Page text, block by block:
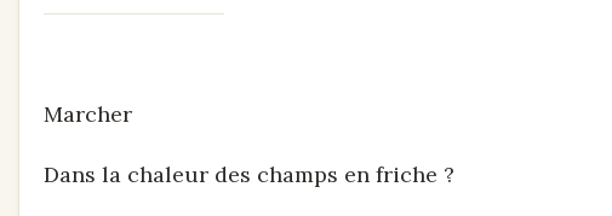
Marcher
Dans la chaleur des champs en friche ?